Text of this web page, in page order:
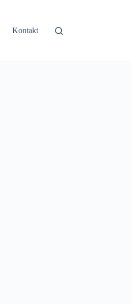
Kontakt